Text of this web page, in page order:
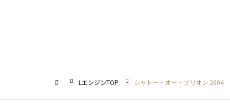
LエンジンTOP シャトー・オー・ブリオン 2004